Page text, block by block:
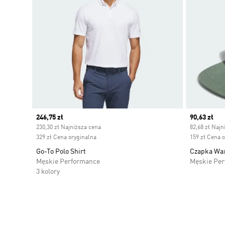
Current price
246,75 zł
230,30 zł Najniższa cena
329 zł Cena oryginalna
Go-To Polo Shirt
Męskie Performance
3 kolory
Current
90,63 zł
82,68 zł
159 zł Cena
Czapka
Męskie